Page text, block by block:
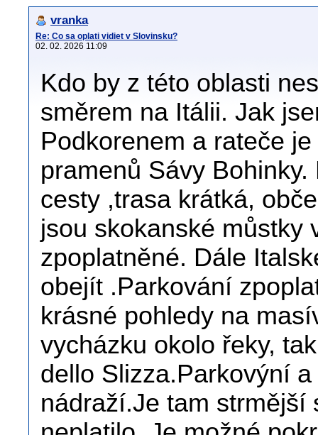
vranka
Re: Co sa oplati vidiet v Slovinsku?
02. 02. 2026 11:09
Kdo by z této oblasti
směrem na Itálii. Jak
Podkorenem a rateče
pramenů Sávy
cesty ,trasa krátká,
jsou skokanské můstky
zpoplatněné. Dále
obejít .Parkování
krásné pohledy na
vycházku okolo řeky,
dello Slizza.Parkovýní
nádraží.Je tam strmější